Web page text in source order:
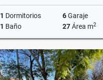
1 Dormitorios 6Garaje
1 Baño 27Área m2
US$95,000